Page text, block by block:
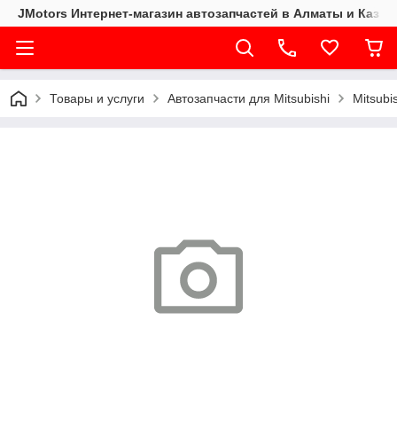
JMotors Интернет-магазин автозапчастей в Алматы и
Товары и услуги Автозапчасти для Mitsubishi